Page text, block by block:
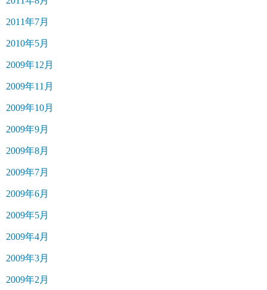
2011年7月
2010年5月
2009年12月
2009年11月
2009年10月
2009年9月
2009年8月
2009年7月
2009年6月
2009年5月
2009年4月
2009年3月
2009年2月